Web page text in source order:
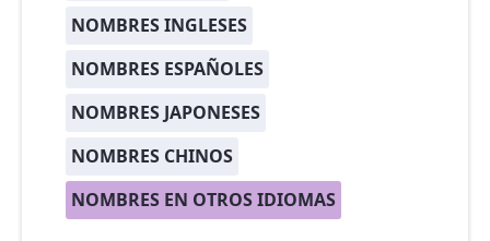
NOMBRES INGLESES
NOMBRES ESPAÑOLES
NOMBRES JAPONESES
NOMBRES CHINOS
NOMBRES EN OTROS IDIOMAS